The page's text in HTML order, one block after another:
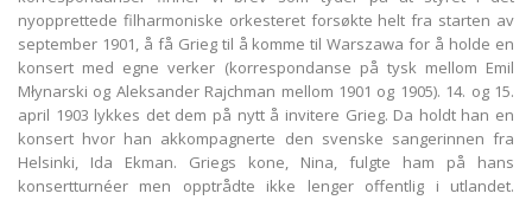
nyopprettede filharmoniske orkesteret forsøkte helt fra starten av
september 1901, å få Grieg til å komme til Warszawa for å holde en
konsert med egne verker (korrespondanse på tysk mellom Emil
Młynarski og Aleksander Rajchman mellom 1901 og 1905). 14. og 15.
april 1903 lykkes det dem på nytt å invitere Grieg. Da holdt han en
konsert hvor han akkompagnerte den svenske sangerinnen fra
Helsinki, Ida Ekman. Griegs kone, Nina, fulgte ham på hans
konsertturnéer men opptrådte ikke lenger offentlig i utlandet.